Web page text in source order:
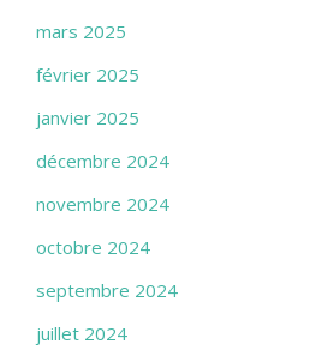
mars 2025
février 2025
janvier 2025
décembre 2024
novembre 2024
octobre 2024
septembre 2024
juillet 2024